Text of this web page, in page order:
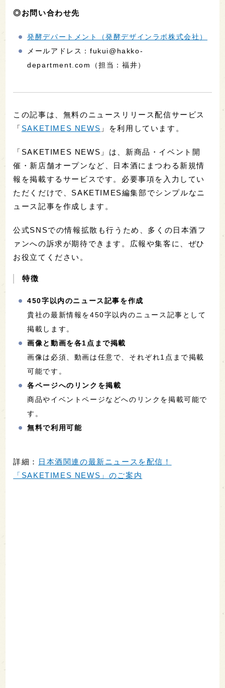
◎お問い合わせ先
発酵デパートメント（発酵デザインラボ株式会社）
メールアドレス：fukui@hakko-
department.com（担当：福井）
この記事は、無料のニュースリリース配信サービス
「 SAKETIMES NEWS 」を利用しています。
「SAKETIMES NEWS」は、新商品・イベント開
催・新店舗オープンなど、日本酒にまつわる新規情
報を掲載するサービスです。必要事項を入力してい
ただくだけで、SAKETIMES編集部でシンプルなニ
ュース記事を作成します。
公式SNSでの情報拡散も行うため、多くの日本酒フ
ァンへの訴求が期待できます。広報や集客に、ぜひ
お役立てください。
特徴
450字以内のニュース記事を作成
貴社の最新情報を450字以内のニュース記事として
掲載します。
画像と動画を各1点まで掲載
画像は必須、動画は任意で、それぞれ1点まで掲載
可能です。
各ページへのリンクを掲載
商品やイベントページなどへのリンクを掲載可能で
す。
無料で利用可能
詳細：
日本酒関連の最新ニュースを配信！
「SAKETIMES NEWS」のご案内